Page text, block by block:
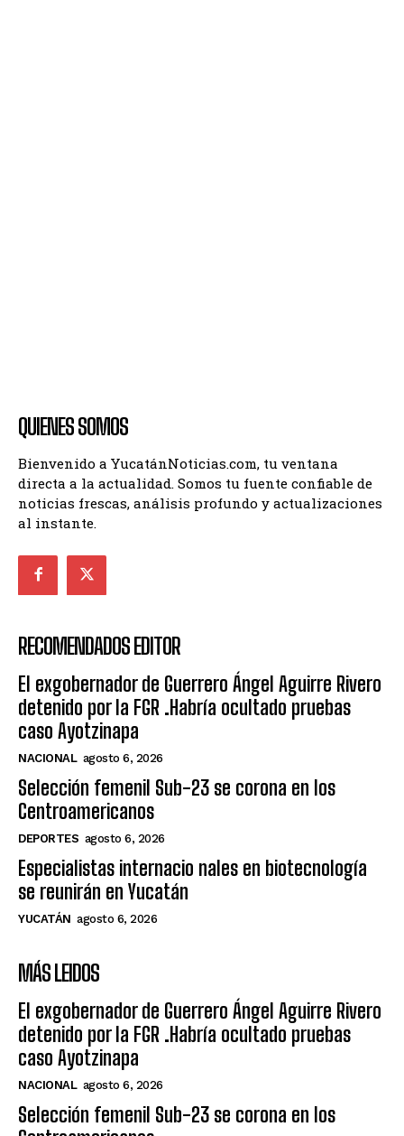
QUIENES SOMOS
Bienvenido a YucatánNoticias.com, tu ventana
directa a la actualidad. Somos tu fuente confiable de
noticias frescas, análisis profundo y actualizaciones
al instante.
RECOMENDADOS EDITOR
El exgobernador de Guerrero Ángel Aguirre Rivero
detenido por la FGR .Habría ocultado pruebas
caso Ayotzinapa
NACIONAL agosto 6, 2026
Selección femenil Sub-23 se corona en los
Centroamericanos
DEPORTES agosto 6, 2026
Especialistas internacio nales en biotecnología
se reunirán en Yucatán
YUCATÁN agosto 6, 2026
MÁS LEIDOS
El exgobernador de Guerrero Ángel Aguirre Rivero
detenido por la FGR .Habría ocultado pruebas
caso Ayotzinapa
NACIONAL agosto 6, 2026
Selección femenil Sub-23 se corona en los